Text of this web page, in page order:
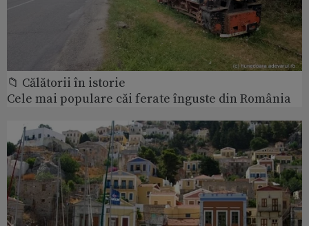
📁 Călătorii în istorie
Cele mai populare căi ferate înguste din România